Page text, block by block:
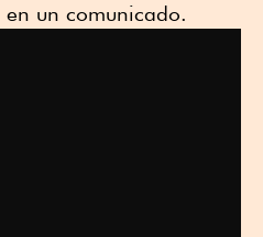
un comunicado.